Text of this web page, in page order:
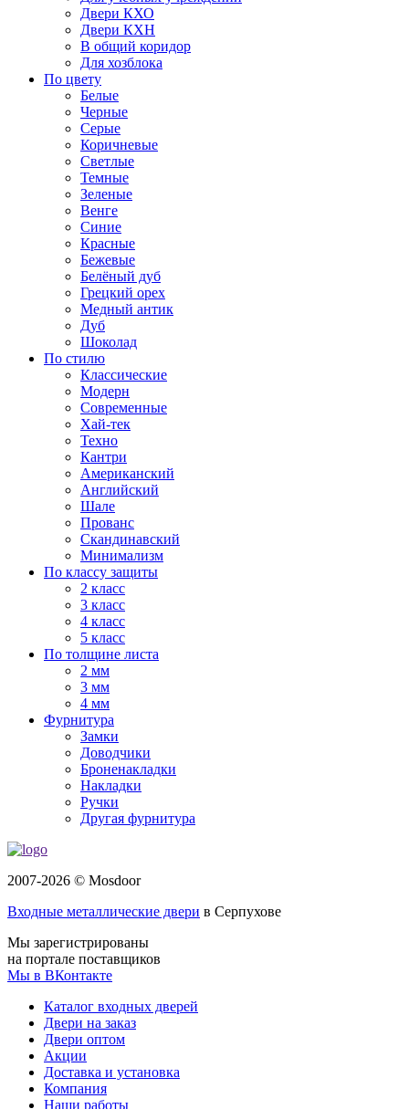
Двери КХО
Двери КХН
В общий коридор
Для хозблока
По цвету
Белые
Черные
Серые
Коричневые
Светлые
Темные
Зеленые
Венге
Синие
Красные
Бежевые
Белёный дуб
Грецкий орех
Медный антик
Дуб
Шоколад
По стилю
Классические
Модерн
Современные
Хай-тек
Техно
Кантри
Американский
Английский
Шале
Прованс
Скандинавский
Минимализм
По классу защиты
2 класс
3 класс
4 класс
5 класс
По толщине листа
2 мм
3 мм
4 мм
Фурнитура
Замки
Доводчики
Броненакладки
Накладки
Ручки
Другая фурнитура
2007-2026 © Mosdoor
Входные металлические двери в Серпухове
Мы зарегистрированы
на портале поставщиков
Мы в ВКонтакте
Каталог входных дверей
Двери на заказ
Двери оптом
Акции
Доставка и установка
Компания
Наши работы